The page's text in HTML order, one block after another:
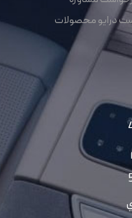
درایو محصولات